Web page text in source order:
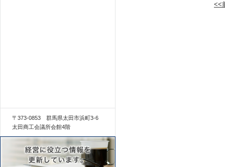
<<
〒373-0853 群馬県太田市浜町3-6
太田商工会議所会館4階